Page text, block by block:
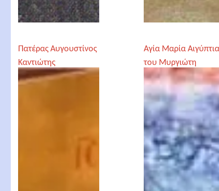
Πατέρας Αυγουστίνος
Καντιώτης
Μητροπολίτης
Αγία Μαρία
του Μυργιώτη
Παναγιώτη